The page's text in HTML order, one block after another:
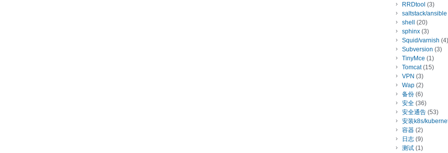
RRDtool (3)
saltstack/ansible
shell
(20)
sphinx (3)
Squid/varnish (4)
Subversion (3)
TinyMce (1)
Tomcat(15)
VPN (3)
Wap (2)
备份 (6)
安全 (36)
安全通告 (53)
安装k8s/
容器 (2)
日志 (9)
测试 (1)